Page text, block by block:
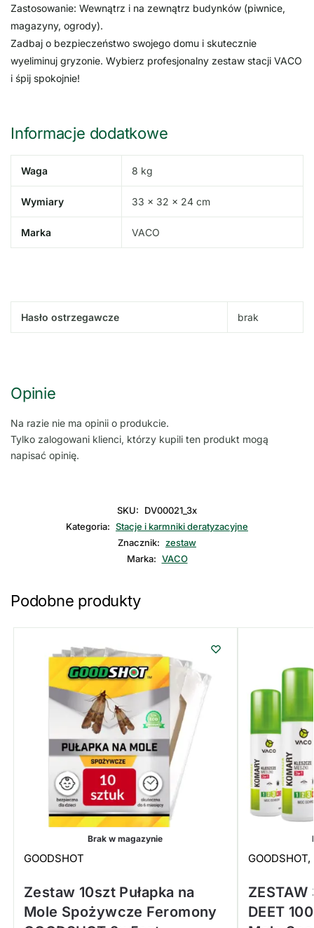
Zastosowanie: Wewnątrz i na zewnątrz budynków (piwnice,
magazyny, ogrody).
Zadbaj o bezpieczeństwo swojego domu i skutecznie
wyeliminuj gryzonie. Wybierz profesjonalny zestaw stacji VACO
i śpij spokojnie!
Informacje dodatkowe
Waga 8 kg
Wymiary 33 × 32 × 24 cm
Marka VACO
Hasło ostrzegawcze brak
Opinie
Na razie nie ma opinii o produkcie.
Tylko zalogowani klienci, którzy kupili ten produkt mogą
napisać opinię.
SKU:
DV00021_3x
Kategoria: Stacje i karmniki deratyzacyjne
Znacznik: zestaw
Marka: VACO
Podobne produkty
Brak w magazynie
GOODSHOT
Zestaw 10szt Pułapka na
Mole Spożywcze Feromony
GOODSHOT,
DEET